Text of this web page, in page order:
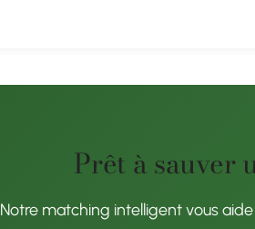
Prêt à sauver
Notre matching intelligent vous